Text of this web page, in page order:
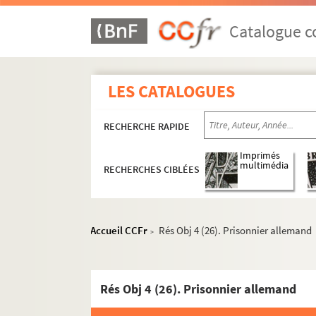
Catalogue
LES CATALOGUES
RECHERCHE RAPIDE
RECHERCHES CIBLÉES
Imprimés
multimédia
Accueil CCFr > Rés Obj 4 (26). Prisonnier allemand
Rés Obj 4 (26). Prisonnier allemand